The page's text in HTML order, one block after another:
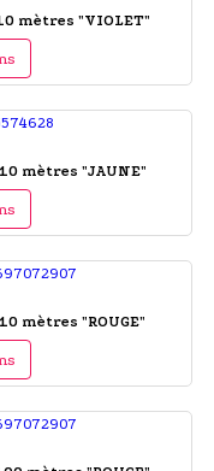
mètres "VIOLET"
mètres "JAUNE"
mètres "ROUGE"